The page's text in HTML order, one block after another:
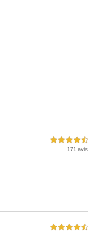
4,5 étoiles sur 5
171 avis
4,5 étoiles sur 5